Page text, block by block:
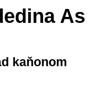
As
kaňonom